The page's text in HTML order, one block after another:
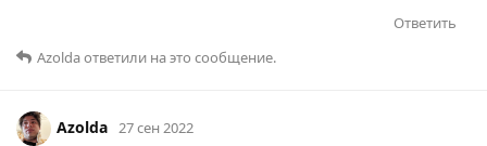
Ответить
Azoldaответили на это сообщение.
Azolda 27 сен 2022